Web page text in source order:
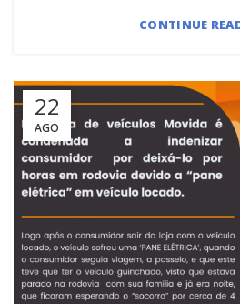
CONTINUE
22
AGO